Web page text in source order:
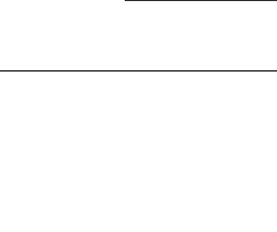
Diffusion image :